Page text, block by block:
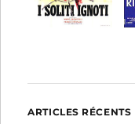
ARTICLES RÉCENTS